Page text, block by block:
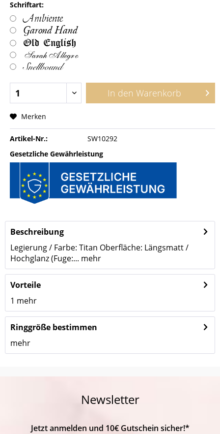
Schriftart:
Ambiente
Garond Hand
Old English
Sarah Allegro
Snellbound
In den Warenkorb
Merken
Artikel-Nr.:
SW10292
Gesetzliche Gewährleistung
Beschreibung
Legierung / Farbe: Titan Oberfläche: Längsmatt /
Hochglanz (Fuge:... mehr
Vorteile
1 mehr
Ringgröße bestimmen
mehr
Newsletter
Jetzt anmelden und 10€ Gutschein sicher!*